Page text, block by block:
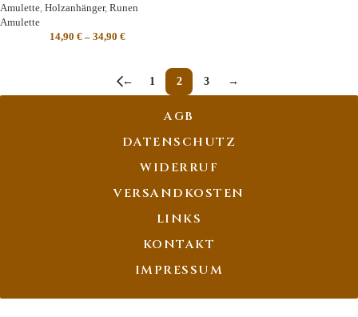
Amulette, Holzanhänger, Runen
Amulette
14,90 € – 34,90 €
← 1 2 3 →
AGB
DATENSCHUTZ
WIDERRUF
VERSANDKOSTEN
LINKS
KONTAKT
IMPRESSUM